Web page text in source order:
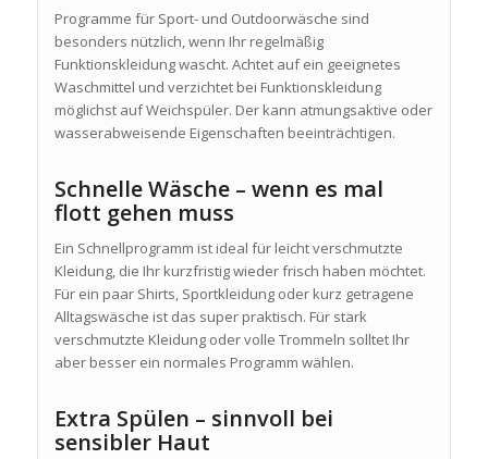
Programme für Sport- und Outdoorwäsche sind
besonders nützlich, wenn Ihr regelmäßig
Funktionskleidung wascht. Achtet auf ein geeignetes
Waschmittel und verzichtet bei Funktionskleidung
möglichst auf Weichspüler. Der kann atmungsaktive oder
wasserabweisende Eigenschaften beeinträchtigen.
Schnelle Wäsche – wenn es mal
flott gehen muss
Ein Schnellprogramm ist ideal für leicht verschmutzte
Kleidung, die Ihr kurzfristig wieder frisch haben möchtet.
Für ein paar Shirts, Sportkleidung oder kurz getragene
Alltagswäsche ist das super praktisch. Für stark
verschmutzte Kleidung oder volle Trommeln solltet Ihr
aber besser ein normales Programm wählen.
Extra Spülen – sinnvoll bei
sensibler Haut